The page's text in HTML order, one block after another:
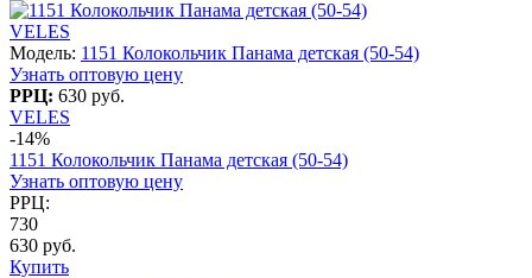
VELES
Модель: 1151 Колокольчик Панама детская (50-54)
Узнать оптовую цену
РРЦ: 630 руб.
VELES
-14%
1151 Колокольчик Панама детская (50-54)
Узнать оптовую цену
РРЦ:
730
630 руб.
Купить